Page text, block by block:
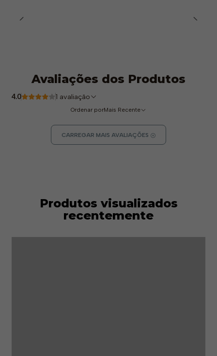
: Aderência reforçada em
Avaliações dos Produtos
4.0 1 avaliação
Ordenar porMais Recente
CARREGAR MAIS AVALIAÇÕES
Produtos visualizados
recentemente